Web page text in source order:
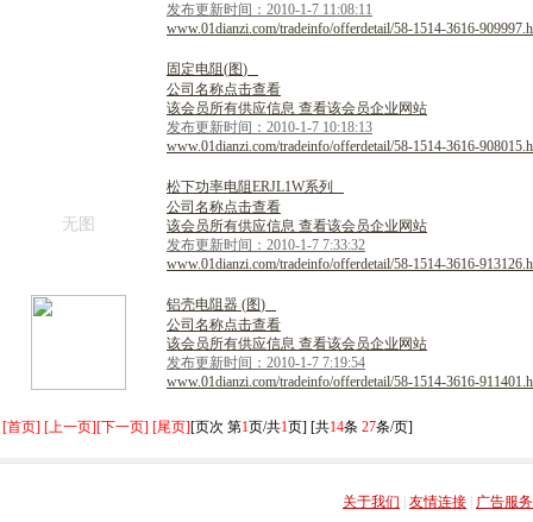
发布更新时间：2010-1-7 11:08:11
www.01dianzi.com/tradeinfo/offerdetail/58-1514-3616-
固 定电阻 (图)
公司名称点击查看
该会员所有供应信息 查看该会员企业网站
发布更新时间：2010-1-7 10:18:13
www.01dianzi.com/tradeinfo/offerdetail/58-1514-3616-
无图
松下功率电阻 ERJL1W系列
公司名称点击查看
该会员所有供应信息 查看该会员企业网站
发布更新时间：2010-1-7 7:33:32
www.01dianzi.com/tradeinfo/offerdetail/58-1514-3616-
铝壳电阻 器 (图)
公司名称点击查看
该会员所有供应信息 查看该会员企业网站
发布更新时间：2010-1-7 7:19:54
www.01dianzi.com/tradeinfo/offerdetail/58-1514-3616-
[首页] [上一页][下一页] [尾页][页次 第1页/共1页] [共14条 27条/页]
关于我们 友情连接 广告服务